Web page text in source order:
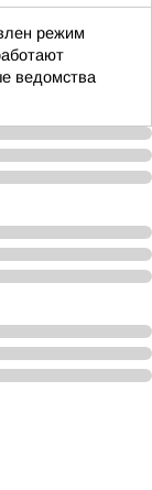
режим
ведомства